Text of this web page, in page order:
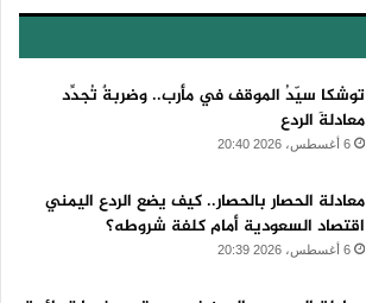
توشكا سيّدُ الموقف في مأرب.. وضربةٌ تُجدِّد
معادلةَ الردع
6 أغسطس، 2026 20:40
معادلة الحصار بالحصار.. كيف يضع الردع اليمني
اقتصاد السعودية أمام كلفة شروطه؟
6 أغسطس، 2026 20:39